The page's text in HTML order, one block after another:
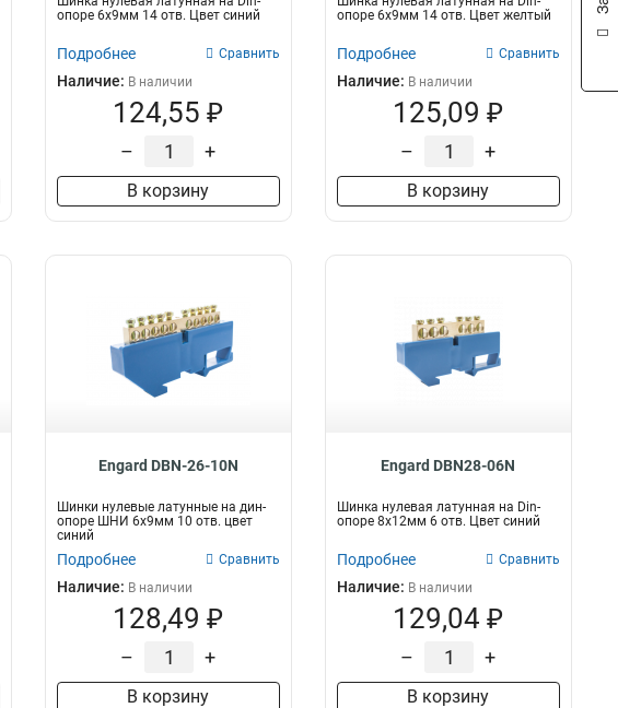
опоре 6х9мм 14 отв. Цвет синий
Подробнее Сравнить
Наличие: В наличии
124,55 ₽
– +
В корзину
опоре 6х9мм 14 отв. Цвет желтый
Подробнее Сравнить
Наличие: В наличии
125,09 ₽
– +
В корзину
Engard DBN-26-10N
Шинки нулевые латунные на дин-
опоре ШНИ 6х9мм 10 отв. цвет
синий
Подробнее Сравнить
Наличие: В наличии
128,49 ₽
– +
В корзину
Engard DBN28-06N
Шинка нулевая латунная на Din-
опоре 8х12мм 6 отв. Цвет синий
Подробнее Сравнить
Наличие: В наличии
129,04 ₽
– +
В корзину